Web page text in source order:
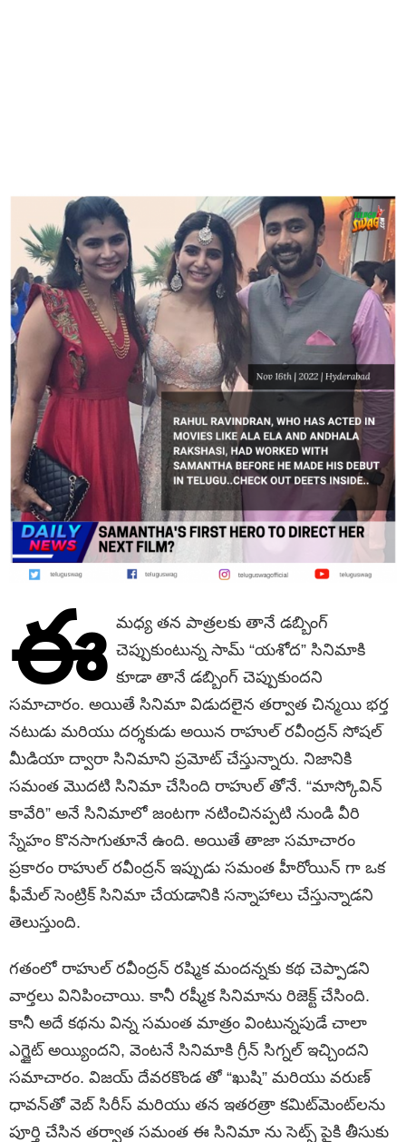
ఈ మధ్య తన పాత్రలకు తానే డబ్బింగ్
చెప్పుకుంటున్న సామ్ “యశోద” సినిమాకి
కూడా తానే డబ్బింగ్ చెప్పుకుందని
సమాచారం. అయితే సినిమా విడుదలైన తర్వాత చిన్మయి భర్త
నటుడు మరియు దర్శకుడు అయిన రాహుల్ రవీంద్రన్ సోషల్
మీడియా ద్వారా సినిమాని ప్రమోట్ చేస్తున్నారు. నిజానికి
సమంత మొదటి సినిమా చేసింది రాహుల్ తోనే. “మాస్కోవిన్
కావేరి” అనే సినిమాలో జంటగా నటించినప్పటి నుండి వీరి
స్నేహం కొనసాగుతూనే ఉంది. అయితే తాజా సమాచారం
ప్రకారం రాహుల్ రవీంద్రన్ ఇప్పుడు సమంత హీరోయిన్ గా ఒక
ఫీమేల్ సెంట్రిక్ సినిమా చేయడానికి సన్నాహాలు చేస్తున్నాడని
తెలుస్తుంది.
గతంలో రాహుల్ రవీంద్రన్ రష్మిక మందన్నకు కథ చెప్పాడని
వార్తలు వినిపించాయి. కానీ రష్మీక సినిమాను రిజెక్ట్ చేసింది.
కానీ అదే కథను విన్న సమంత మాత్రం వింటున్నపుడే చాలా
ఎగ్జైట్ అయ్యిందని, వెంటనే సినిమాకి గ్రీన్ సిగ్నల్ ఇచ్చిందని
సమాచారం. విజయ్ దేవరకొండ తో “ఖుషి” మరియు వరుణ్
ధావన్‌తో వెబ్ సిరీస్‌ మరియు తన ఇతరత్రా కమిట్‌మెంట్‌లను
పూర్తి చేసిన తర్వాత సమంత ఈ సినిమా ను సెట్స్‌ పైకి తీసుకు